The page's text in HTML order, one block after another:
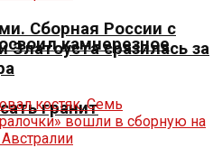
камнерезное
гранит
Сборная России с
Златоуста сразилась за